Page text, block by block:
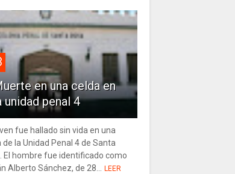
en una celda en
unidad penal 4
fue hallado sin vida en una
de la Unidad Penal 4 de Santa
El hombre fue identificado como
Alberto Sánchez, de 28... LEER